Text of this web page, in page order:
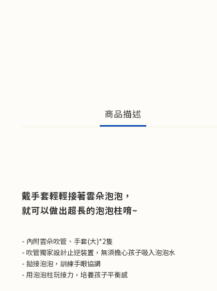
商品描述
戴手套輕輕接著雲朵泡泡，
就可以做出超長的泡泡柱唷~
- 內附雲朵吹管、手套(大)*2隻
- 吹管獨家設計止逆裝置，無須擔心孩子吸入泡泡水
- 拋接泡泡，訓練手眼協調
- 用泡泡柱玩接力，培養孩子平衡感